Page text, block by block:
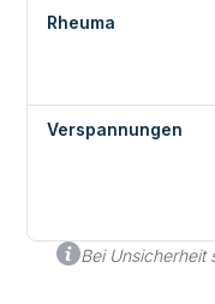
Rheuma
Verspannungen
Bei Unsicherheit